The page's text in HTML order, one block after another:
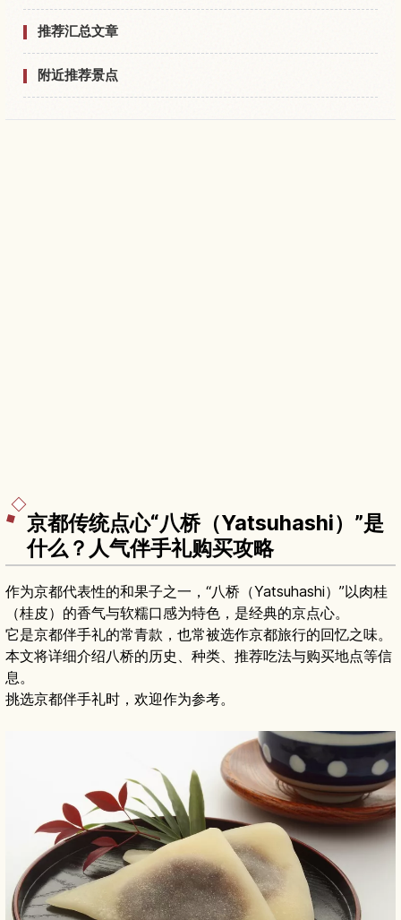
推荐汇总文章
附近推荐景点
京都传统点心“八桥（Yatsuhashi）”是
什么？人气伴手礼购买攻略
作为京都代表性的和果子之一，“八桥（Yatsuhashi）”以肉桂
（桂皮）的香气与软糯口感为特色，是经典的京点心。
它是京都伴手礼的常青款，也常被选作京都旅行的回忆之味。
本文将详细介绍八桥的历史、种类、推荐吃法与购买地点等信
息。
挑选京都伴手礼时，欢迎作为参考。